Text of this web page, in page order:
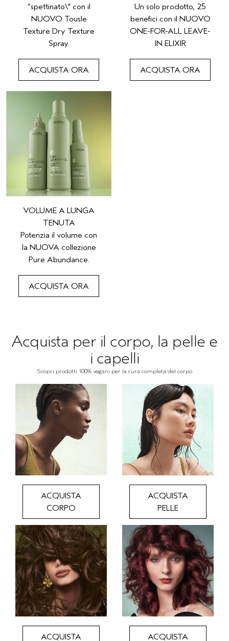
“spettinato\" con il
NUOVO Tousle
Texture Dry Texture
Spray.
ACQUISTA ORA
Un solo prodotto, 25
benefici con il NUOVO
ONE-FOR-ALL LEAVE-
IN ELIXIR
ACQUISTA ORA
VOLUME A LUNGA
TENUTA
Potenzia il volume con
la NUOVA collezione
Pure Abundance.
ACQUISTA ORA
Acquista per il corpo, la pelle e
i capelli
Scopri prodotti 100% vegani per la cura completa del corpo
ACQUISTA
CORPO
ACQUISTA
PELLE
ACQUISTA ACQUISTA